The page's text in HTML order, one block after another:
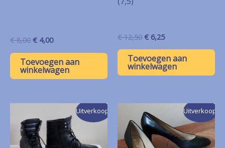
€8,00 Oorspronkelijke
was:
€ 8,00.
€ 4,00Huidige
is:
€ 4,00.
Toevoegen aan
winkelwagen
€12,50 Oorspronkelijke
was:
€ 12,50.
€ 6,25Huidige
is:
€ 6,25.
Toevoegen aan
winkelwagen
Uitverkoop! Uitverkoop!